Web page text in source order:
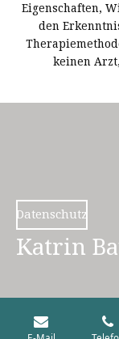
Eigenschaften,
den
keinen
Datenschutz
Katrin